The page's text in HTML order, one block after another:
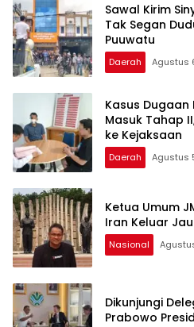
Sawal Kirim
Tak Segan
Puuwatu
Daerah Agustus
Kasus
Masuk Tahap
ke Kejaksaan
Daerah Agustus
Ketua Umum
Iran Keluar
Nasional
Dikunjungi
Prabowo